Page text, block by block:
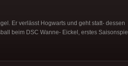
Er verlässt Hogwarts und geht statt- dessen
beim DSC Wanne- Eickel, erstes Saisonspiel